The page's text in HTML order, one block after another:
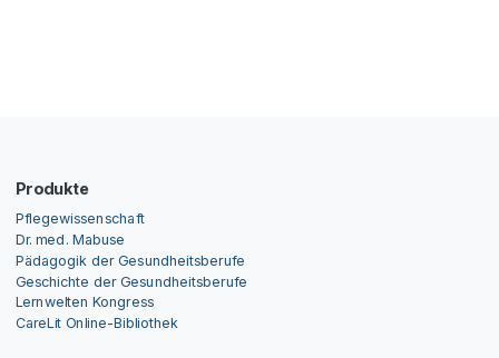
Produkte
Pflegewissenschaft
Dr. med. Mabuse
Pädagogik der Gesundheitsberufe
Geschichte der Gesundheitsberufe
Lernwelten Kongress
CareLit Online-Bibliothek